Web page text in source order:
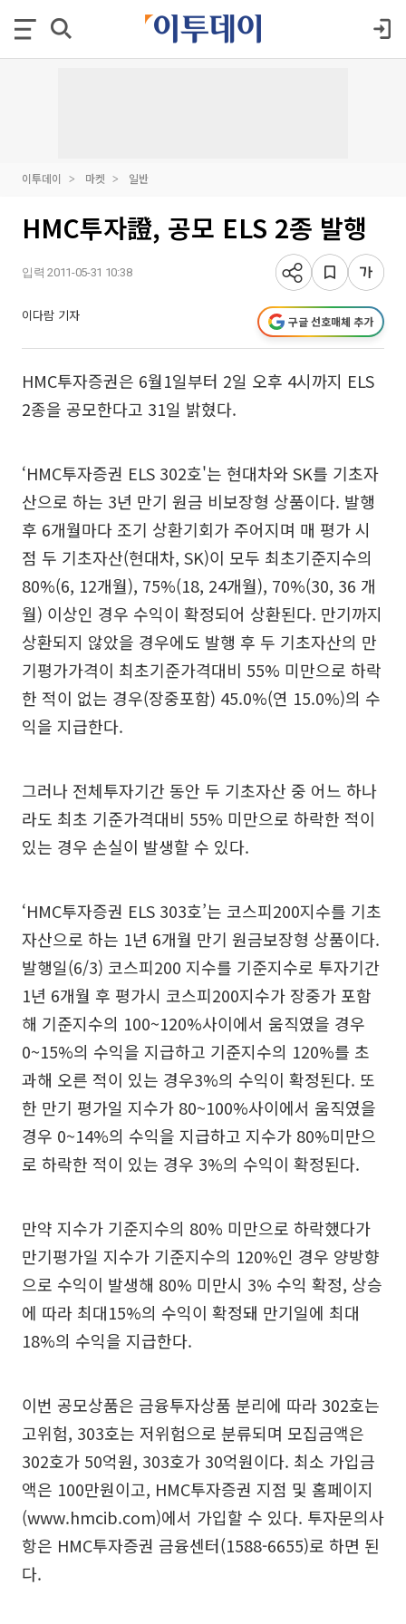
이투데이 마켓 일반
HMC투자證, 공모 ELS 2종 발행
입력 2011-05-31 10:38
이다람 기자 구글 선호매체 추가
HMC투자증권은 6월1일부터 2일 오후 4시까지 ELS
2종을 공모한다고 31일 밝혔다.
‘HMC투자증권 ELS 302호'는 현대차와 SK를 기초자
산으로 하는 3년 만기 원금 비보장형 상품이다. 발행
후 6개월마다 조기 상환기회가 주어지며 매 평가 시
점 두 기초자산(현대차, SK)이 모두 최초기준지수의
80%(6, 12개월), 75%(18, 24개월), 70%(30, 36 개
월) 이상인 경우 수익이 확정되어 상환된다. 만기까지
상환되지 않았을 경우에도 발행 후 두 기초자산의 만
기평가가격이 최초기준가격대비 55% 미만으로 하락
한 적이 없는 경우(장중포함) 45.0%(연 15.0%)의 수
익을 지급한다.
그러나 전체투자기간 동안 두 기초자산 중 어느 하나
라도 최초 기준가격대비 55% 미만으로 하락한 적이
있는 경우 손실이 발생할 수 있다.
‘HMC투자증권 ELS 303호’는 코스피200지수를 기초
자산으로 하는 1년 6개월 만기 원금보장형 상품이다.
발행일(6/3) 코스피200 지수를 기준지수로 투자기간
1년 6개월 후 평가시 코스피200지수가 장중가 포함
해 기준지수의 100~120%사이에서 움직였을 경우
0~15%의 수익을 지급하고 기준지수의 120%를 초
과해 오른 적이 있는 경우3%의 수익이 확정된다. 또
한 만기 평가일 지수가 80~100%사이에서 움직였을
경우 0~14%의 수익을 지급하고 지수가 80%미만으
로 하락한 적이 있는 경우 3%의 수익이 확정된다.
만약 지수가 기준지수의 80% 미만으로 하락했다가
만기평가일 지수가 기준지수의 120%인 경우 양방향
으로 수익이 발생해 80% 미만시 3% 수익 확정, 상승
에 따라 최대15%의 수익이 확정돼 만기일에 최대
18%의 수익을 지급한다.
이번 공모상품은 금융투자상품 분리에 따라 302호는
고위험, 303호는 저위험으로 분류되며 모집금액은
302호가 50억원, 303호가 30억원이다. 최소 가입금
액은 100만원이고, HMC투자증권 지점 및 홈페이지
(www.hmcib.com)에서 가입할 수 있다. 투자문의사
항은 HMC투자증권 금융센터(1588-6655)로 하면 된
다.